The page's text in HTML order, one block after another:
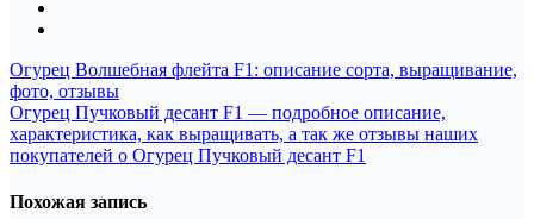
Навигация
по
записям
Огурец Волшебная флейта F1: описание сорта, выращивание,
фото, отзывы
Огурец Пучковый десант F1 — подробное описание,
характеристика, как выращивать, а так же отзывы наших
покупателей о Огурец Пучковый десант F1
Похожая запись